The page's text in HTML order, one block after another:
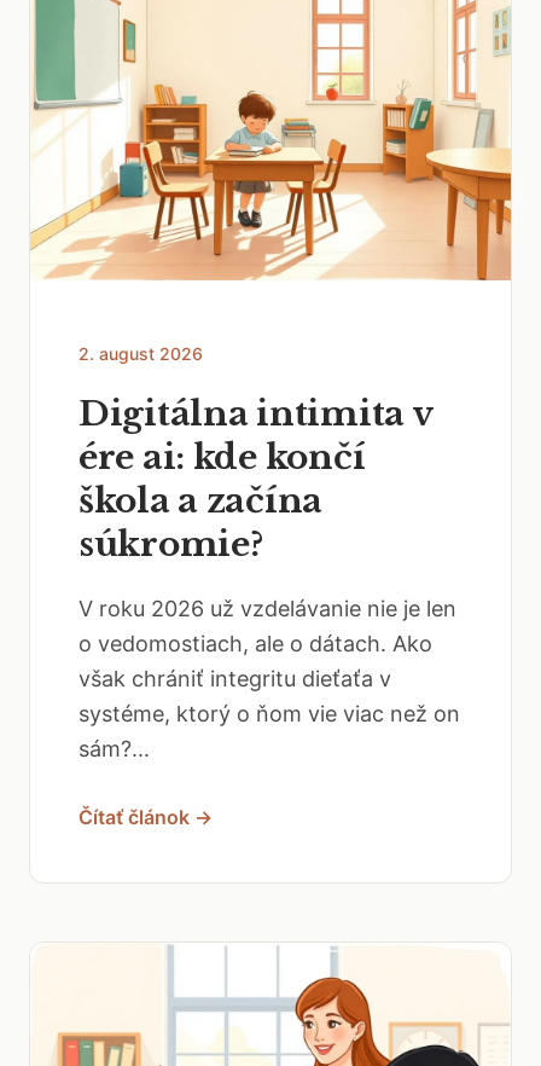
2. august 2026
Digitálna intimita v
ére ai: kde končí
škola a začína
súkromie?
V roku 2026 už vzdelávanie nie je len
o vedomostiach, ale o dátach. Ako
však chrániť integritu dieťaťa v
systéme, ktorý o ňom vie viac než on
sám?...
Čítať článok →